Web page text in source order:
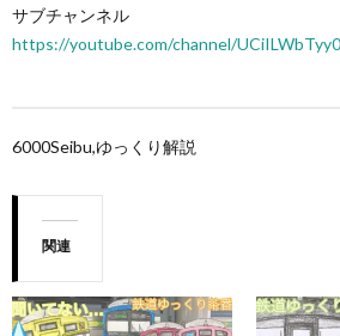
サブチャンネル
https://youtube.com/channel/
6000Seibu,ゆっくり解説
関連